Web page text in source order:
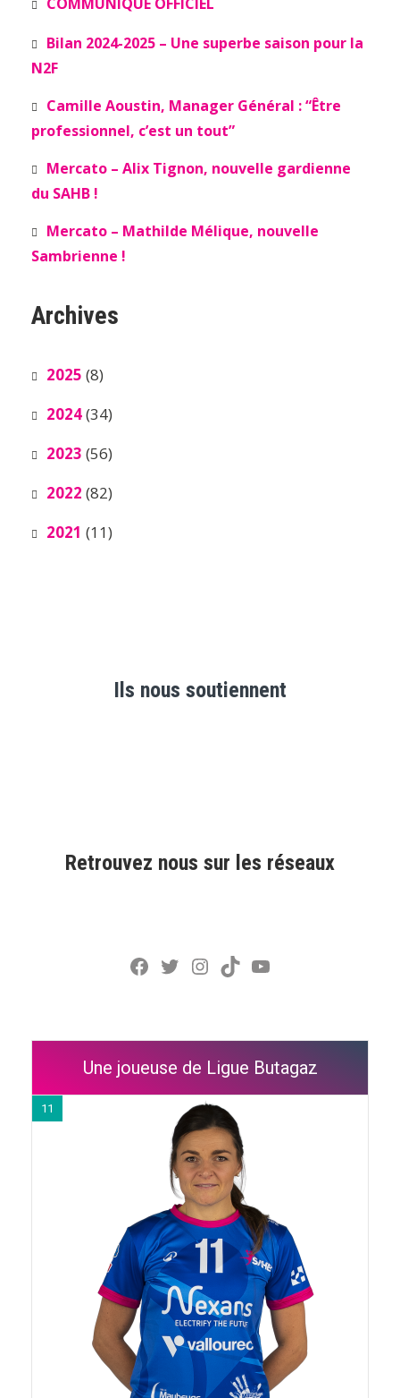
Bilan 2024-2025 – Une superbe saison pour la
N2F
Camille Aoustin, Manager Général : “Être
professionnel, c’est un tout”
Mercato – Alix Tignon, nouvelle gardienne
du SAHB !
Mercato – Mathilde Mélique, nouvelle
Sambrienne !
Archives
2025 (8)
2024(34)
2023 (56)
2022 (82)
2021 (11)
Ils nous soutiennent
Retrouvez nous sur les réseaux
Facebook
Twitter
Instagram
TikTokYouTube
Une joueuse de Ligue Butagaz
11